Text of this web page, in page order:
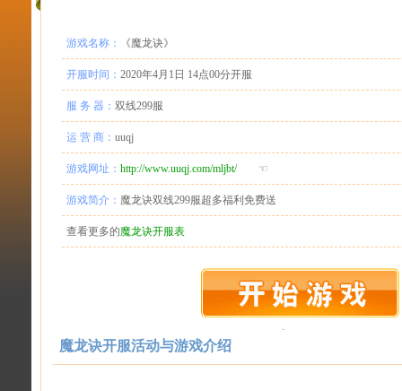
游戏名称： 《魔龙诀》
开服时间： 2020年4月1日 14点00分开服
服 务 器： 双线299服
运 营 商： uuqj
游戏网址： http://www.uuqj.com/mljbt/☜
游戏简介： 魔龙诀双线299服超多福利免费送
查看更多的魔龙诀开服表
魔龙诀开服活动与游戏介绍